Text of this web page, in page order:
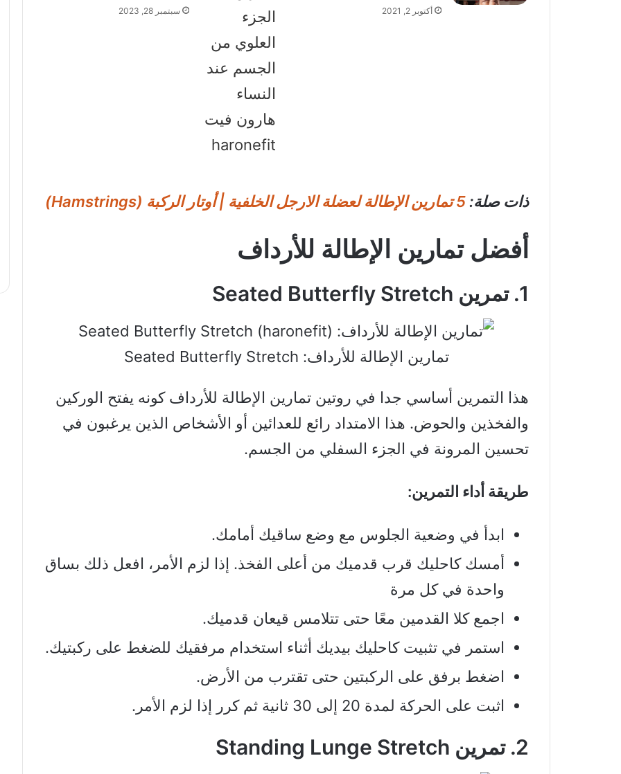
أكتوبر 2, 2021 سبتمبر 28, 2023
ذات صلة:5 تمارين الإطالة لعضلة الارجل الخلفية | أوتار الركبة (Hamstrings)
أفضل تمارين الإطالة للأرداف
1. تمرين Seated Butterfly Stretch
تمارين الإطالة للأرداف: Seated Butterfly Stretch
هذا التمرين أساسي جدا في روتين تمارين الإطالة للأرداف كونه يفتح الوركين
والفخذين والحوض. هذا الامتداد رائع للعدائين أو الأشخاص الذين يرغبون في
تحسين المرونة في الجزء السفلي من الجسم.
طريقة أداء التمرين:
ابدأ في وضعية الجلوس مع وضع ساقيك أمامك.
أمسك كاحليك قرب قدميك من أعلى الفخذ. إذا لزم الأمر، افعل ذلك بساق
واحدة في كل مرة
اجمع كلا القدمين معًا حتى تتلامس قيعان قدميك.
استمر في تثبيت كاحليك بيديك أثناء استخدام مرفقيك للضغط على ركبتيك.
اضغط برفق على الركبتين حتى تقترب من الأرض.
اثبت على الحركة لمدة 20 إلى 30 ثانية ثم كرر إذا لزم الأمر.
2. تمرين Standing Lunge Stretch